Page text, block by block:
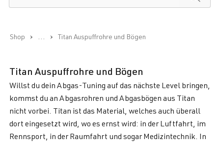
Shop ... Titan Auspuffrohre und Bögen
Titan Auspuffrohre und Bögen
Willst du dein Abgas-Tuning auf das nächste Level bringen,
kommst du an Abgasrohren und Abgasbögen aus Titan
nicht vorbei. Titan ist das Material, welches auch überall
dort eingesetzt wird, wo es ernst wird: in der Luftfahrt, im
Rennsport, in der Raumfahrt und sogar Medizintechnik. In